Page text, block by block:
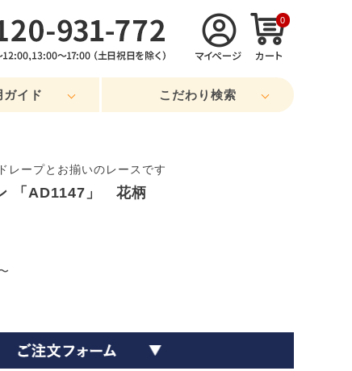
0
ガイド こだわり検索
レープとお揃いのレースです
「AD1147」 花柄